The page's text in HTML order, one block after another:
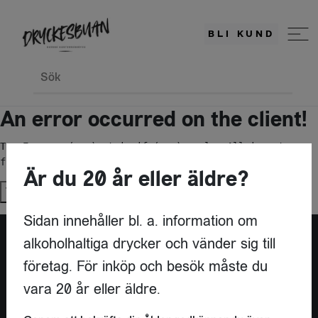
BLI KUND
Sök
An error occurred on the client!
TypeError: c(...).stringify(...).replaceAll is not a
function
Try againÄr du 20 år eller äldre?
Sidan innehåller bl. a. information om
alkoholhaltiga drycker och vänder sig till
företag. För inköp och besök måste du
vara 20 år eller äldre.